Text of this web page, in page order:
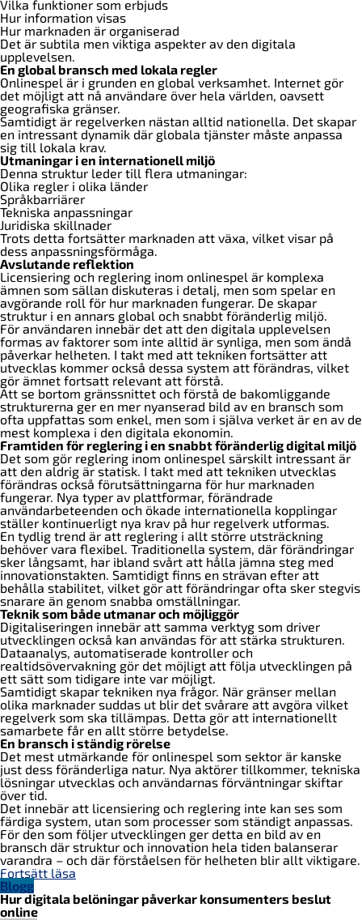
Vilka funktioner som erbjuds
Hur information visas
Hur marknaden är organiserad
Det är subtila men viktiga aspekter av den digitala
upplevelsen.
En global bransch med lokala regler
Onlinespel är i grunden en global verksamhet. Internet gör
det möjligt att nå användare över hela världen, oavsett
geografiska gränser.
Samtidigt är regelverken nästan alltid nationella. Det skapar
en intressant dynamik där globala tjänster måste anpassa
sig till lokala krav.
Utmaningar i en internationell miljö
Denna struktur leder till flera utmaningar:
Olika regler i olika länder
Språkbarriärer
Tekniska anpassningar
Juridiska skillnader
Trots detta fortsätter marknaden att växa, vilket visar på
dess anpassningsförmåga.
Avslutande reflektion
Licensiering och reglering inom onlinespel är komplexa
ämnen som sällan diskuteras i detalj, men som spelar en
avgörande roll för hur marknaden fungerar. De skapar
struktur i en annars global och snabbt föränderlig miljö.
För användaren innebär det att den digitala upplevelsen
formas av faktorer som inte alltid är synliga, men som ändå
påverkar helheten. I takt med att tekniken fortsätter att
utvecklas kommer också dessa system att förändras, vilket
gör ämnet fortsatt relevant att förstå.
Att se bortom gränssnittet och förstå de bakomliggande
strukturerna ger en mer nyanserad bild av en bransch som
ofta uppfattas som enkel, men som i själva verket är en av de
mest komplexa i den digitala ekonomin.
Framtiden för reglering i en snabbt föränderlig digital miljö
Det som gör reglering inom onlinespel särskilt intressant är
att den aldrig är statisk. I takt med att tekniken utvecklas
förändras också förutsättningarna för hur marknaden
fungerar. Nya typer av plattformar, förändrade
användarbeteenden och ökade internationella kopplingar
ställer kontinuerligt nya krav på hur regelverk utformas.
En tydlig trend är att reglering i allt större utsträckning
behöver vara flexibel. Traditionella system, där förändringar
sker långsamt, har ibland svårt att hålla jämna steg med
innovationstakten. Samtidigt finns en strävan efter att
behålla stabilitet, vilket gör att förändringar ofta sker stegvis
snarare än genom snabba omställningar.
Teknik som både utmanar och möjliggör
Digitaliseringen innebär att samma verktyg som driver
utvecklingen också kan användas för att stärka strukturen.
Dataanalys, automatiserade kontroller och
realtidsövervakning gör det möjligt att följa utvecklingen på
ett sätt som tidigare inte var möjligt.
Samtidigt skapar tekniken nya frågor. När gränser mellan
olika marknader suddas ut blir det svårare att avgöra vilket
regelverk som ska tillämpas. Detta gör att internationellt
samarbete får en allt större betydelse.
En bransch i ständig rörelse
Det mest utmärkande för onlinespel som sektor är kanske
just dess föränderliga natur. Nya aktörer tillkommer, tekniska
lösningar utvecklas och användarnas förväntningar skiftar
över tid.
Det innebär att licensiering och reglering inte kan ses som
färdiga system, utan som processer som ständigt anpassas.
För den som följer utvecklingen ger detta en bild av en
bransch där struktur och innovation hela tiden balanserar
varandra – och där förståelsen för helheten blir allt viktigare.
Fortsätt läsa
Blogg
Hur digitala belöningar påverkar konsumenters beslut
online